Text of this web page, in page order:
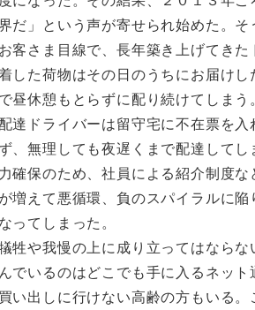
だ」という声が寄せられ始めた。
客さま目線で、長年築き上げてき
した荷物はその日のうちにお届け
昼休憩もとらずに配り続けてしま
達ドライバーは留守宅に不在票を
無理しても夜遅くまで配達してし
確保のため、社員による紹介制度
増えて悪循環、負のスパイラルに
ってしまった。
や我慢の上に成り立ってはなら
でいるのはどこでも手に入るネッ
い出しに行けない高齢の方もいる